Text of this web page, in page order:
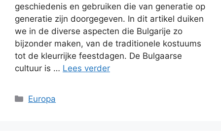
geschiedenis en gebruiken die van generatie op
generatie zijn doorgegeven. In dit artikel duiken
we in de diverse aspecten die Bulgarije zo
bijzonder maken, van de traditionele kostuums
tot de kleurrijke feestdagen. De Bulgaarse
cultuur is … Lees verder
Categorieën
Europa